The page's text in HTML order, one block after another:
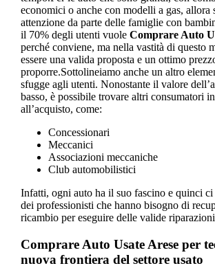
economici o anche con modelli a gas, allora
attenzione da parte delle famiglie con
il 70% degli utenti vuole Comprare Auto
perché conviene, ma nella vastità di questo
essere una valida proposta e un ottimo
proporre.Sottolineiamo anche un altro
sfugge agli utenti. Nonostante il valore
basso, è possibile trovare altri consumatori
all’acquisto, come:
Concessionari
Meccanici
Associazioni meccaniche
Club automobilistici
Infatti, ogni auto ha il suo fascino e quinci ci
dei professionisti che hanno bisogno di
ricambio per eseguire delle valide
Comprare Auto Usate Areseper
nuova frontiera del settore usato